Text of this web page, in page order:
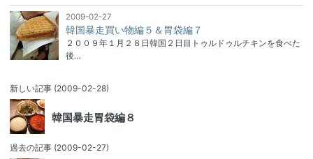
2009-02-27
韓国暴走買い物編５＆胃袋編７
２００９年１月２８日韓国２日目トゥルドゥルチキンを食べた
後…
新しい記事 (2009-02-28)
韓国暴走胃袋編８
過去の記事 (2009-02-27)